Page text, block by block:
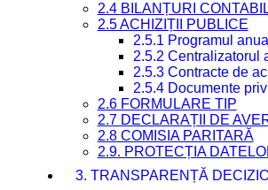
2.4 BILANȚURI
2.5 ACHIZIȚII PUBLICE
2.5.1 Programul
2.5.2 Centralizatorul
2.5.3 Contracte de
2.5.4 Documente
2.6 FORMULARE TIP
2.7 DECLARAȚII DE
2.8 COMISIA PARITARĂ
2.9. PROTECȚIA
3. TRANSPARENȚĂ